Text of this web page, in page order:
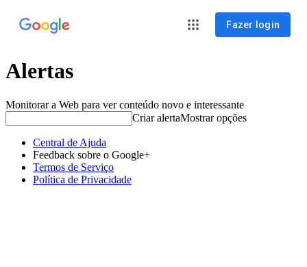
Fazer login
Alertas
Monitorar a Web para ver conteúdo novo e interessante
Criar alertaMostrar opções
Central de Ajuda
Feedback sobre o Google+
Termos de Serviço
Política de Privacidade